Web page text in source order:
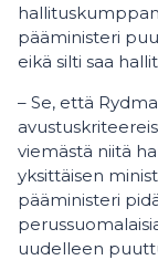
pääministeri
eikä silti saa
– Se, että
viemästä niitä
yksittäisen
pääministeri
uudelleen